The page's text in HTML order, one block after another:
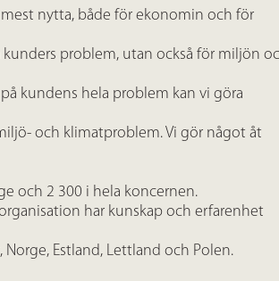
nytta, både för ekonomin och för
kunders problem, utan också för miljön
kundens hela problem kan vi göra
och klimatproblem. Vi gör något åt
och 2 300 i hela koncernen.
har kunskap och erfarenhet
Estland, Lettland och Polen.